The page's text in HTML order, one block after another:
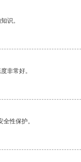
识。
非常好。
性保护。